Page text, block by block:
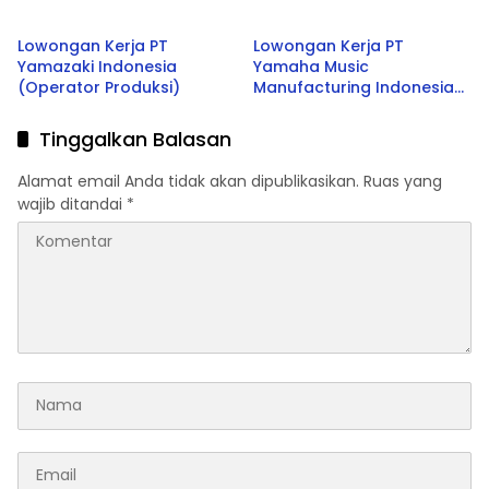
Lowongan Kerja PT
Yamazaki Indonesia
(Operator Produksi)
Lowongan Kerja PT
Yamaha Music
Manufacturing Indonesia
Tinggalkan Balasan
Alamat email Anda tidak akan dipublikasikan. Ruas yang
wajib ditandai *